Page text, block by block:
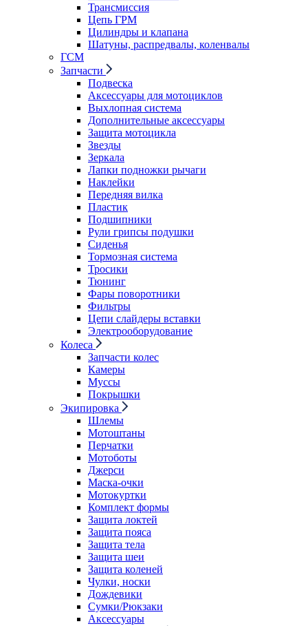
Трансмиссия
Цепь ГРМ
Цилиндры и клапана
Шатуны, распредвалы, коленвалы
ГСМ
Запчасти
Подвеска
Аксессуары для мотоциклов
Выхлопная система
Дополнительные аксессуары
Защита мотоцикла
Звезды
Зеркала
Лапки подножки рычаги
Наклейки
Передняя вилка
Пластик
Подшипники
Рули грипсы подушки
Сиденья
Тормозная система
Тросики
Тюнинг
Фары поворотники
Фильтры
Цепи слайдеры вставки
Электрооборудование
Колеса
Запчасти колес
Камеры
Муссы
Покрышки
Экипировка
Шлемы
Мотоштаны
Перчатки
Мотоботы
Джерси
Маска-очки
Мотокуртки
Комплект формы
Защита локтей
Защита пояса
Защита тела
Защита шеи
Защита коленей
Чулки, носки
Дождевики
Сумки/Рюкзаки
Аксессуары